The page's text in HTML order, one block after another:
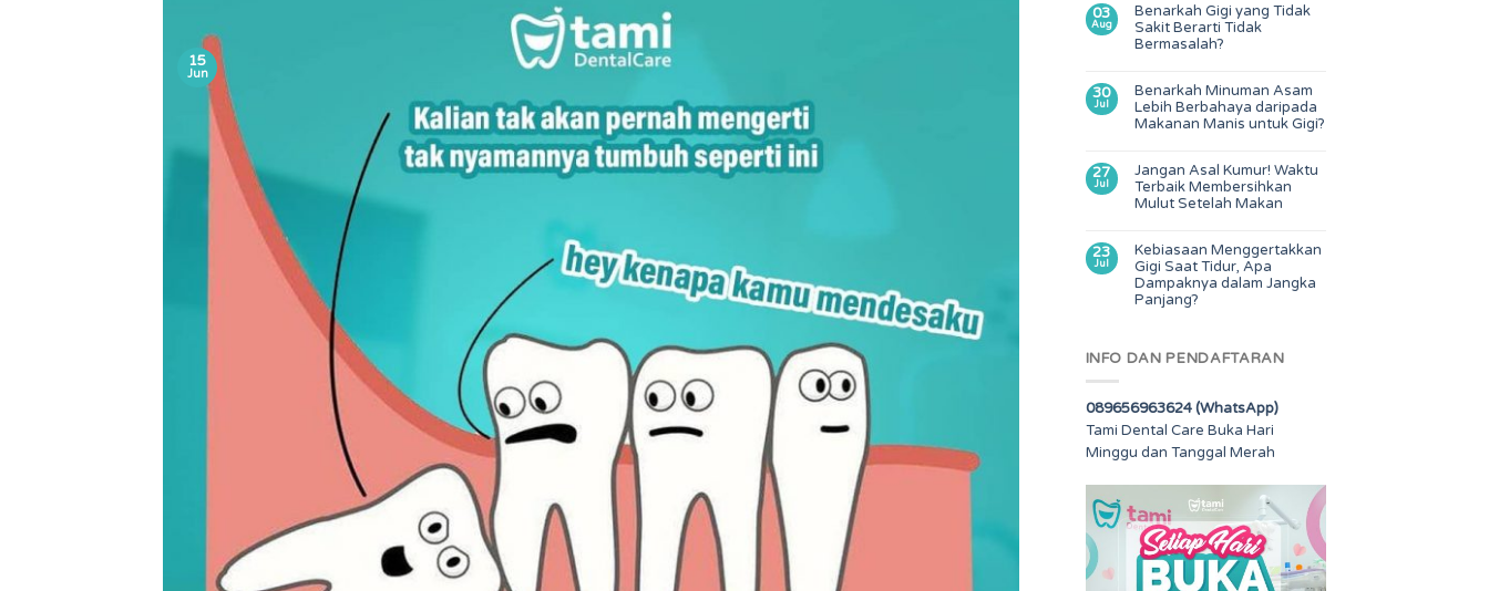
15
Jun
03
Aug
Benarkah Gigi yang Tidak
Sakit Berarti Tidak
Bermasalah?
30
Jul
Benarkah Minuman Asam
Lebih Berbahaya daripada
Makanan Manis untuk Gigi?
27
Jul
Jangan Asal Kumur! Waktu
Terbaik Membersihkan
Mulut Setelah Makan
23
Jul
Kebiasaan Menggertakkan
Gigi Saat Tidur, Apa
Dampaknya dalam Jangka
Panjang?
INFO DAN PENDAFTARAN
089656963624 (WhatsApp)
Tami Dental Care Buka Hari
Minggu dan Tanggal Merah